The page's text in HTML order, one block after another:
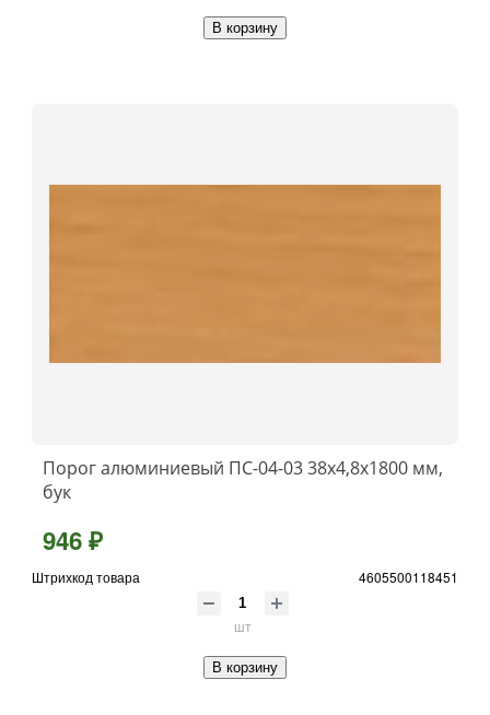
В корзину
Порог алюминиевый ПС-04-03 38x4,8x1800 мм,
бук
946 ₽
Штрихкод товара 4605500118451
шт
В корзину